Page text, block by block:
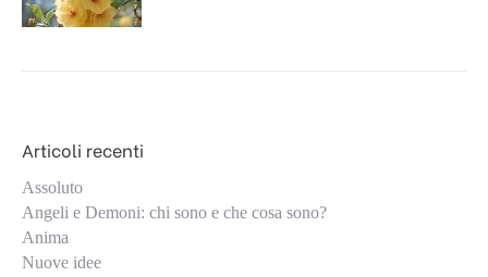
Articoli recenti
Assoluto
Angeli e Demoni: chi sono e che cosa sono?
Anima
Nuove idee